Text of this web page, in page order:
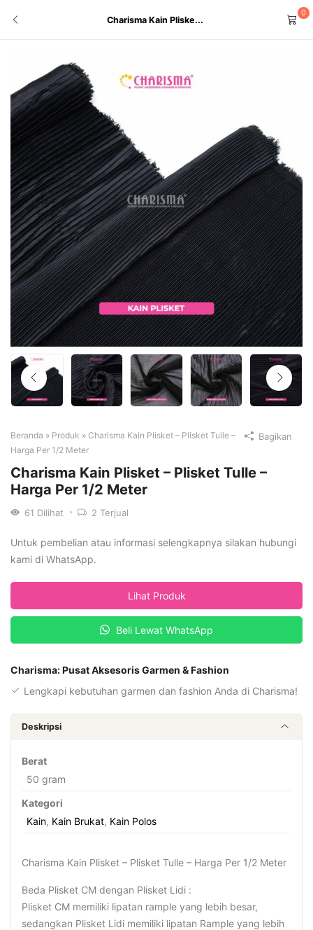
Charisma Kain Pliske...
0
Beranda » Produk » Charisma Kain Plisket – Plisket Tulle –
Harga Per 1/2 Meter
Charisma Kain Plisket – Plisket Tulle –
Harga Per 1/2 Meter
61 Dilihat 2 Terjual
Untuk pembelian atau informasi selengkapnya silakan hubungi
kami di WhatsApp.
Lihat Produk
Beli Lewat WhatsApp
Charisma: Pusat Aksesoris Garmen & Fashion
Lengkapi kebutuhan garmen dan fashion Anda di Charisma!
Bagikan
Deskripsi
Berat
50 gram
Kategori
Kain, Kain Brukat, Kain Polos
Charisma Kain Plisket – Plisket Tulle – Harga Per 1/2 Meter
Beda Plisket CM dengan Plisket Lidi :
Plisket CM memiliki lipatan rample yang lebih besar,
sedangkan Plisket Lidi memiliki lipatan Rample yang lebih